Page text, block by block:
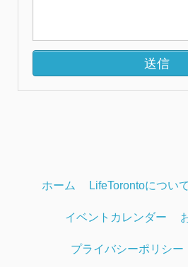
ホーム LifeTorontoについて
イベントカレンダー
プライバシーポリシー